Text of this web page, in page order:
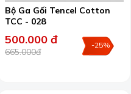
Bộ Ga Gối Tencel Cotton
TCC - 028
500.000 đ
665.000đ
-25%